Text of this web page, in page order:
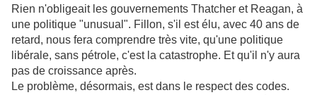
Rien n'obligeait les gouvernements Thatcher et Reagan, à
une politique "unusual". Fillon, s'il est élu, avec 40 ans de
retard, nous fera comprendre très vite, qu'une politique
libérale, sans pétrole, c'est la catastrophe. Et qu'il n'y aura
pas de croissance après.
Le problème, désormais, est dans le respect des codes.